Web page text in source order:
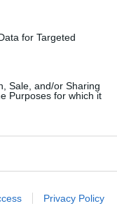
for Targeted
Sale, and/or Sharing
Purposes for which it
Privacy Policy
τα
ζητούσε
στο τόσο με
ταξί φίλου